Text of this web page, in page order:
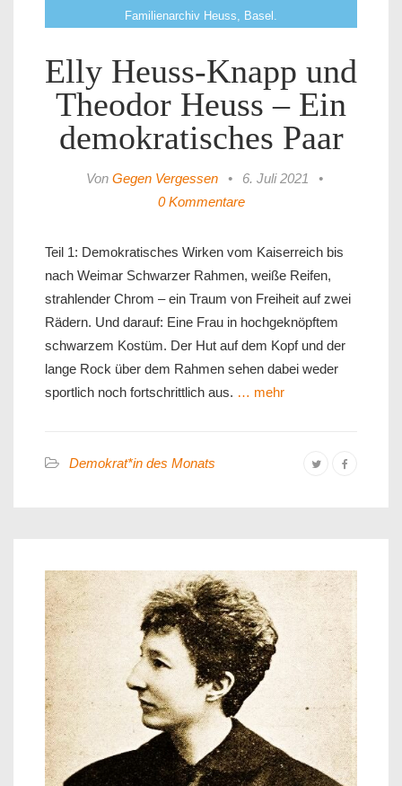
Familienarchiv Heuss, Basel.
Elly Heuss-Knapp und
Theodor Heuss – Ein
demokratisches Paar
Von Gegen Vergessen • 6. Juli 2021
•
0 Kommentare
Teil 1: Demokratisches Wirken vom Kaiserreich bis
nach Weimar Schwarzer Rahmen, weiße Reifen,
strahlender Chrom – ein Traum von Freiheit auf zwei
Rädern. Und darauf: Eine Frau in hochgeknöpftem
schwarzem Kostüm. Der Hut auf dem Kopf und der
lange Rock über dem Rahmen sehen dabei weder
sportlich noch fortschrittlich aus. … mehr
Demokrat*in des Monats